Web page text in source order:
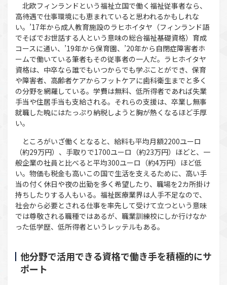
北欧フィンランドという福祉立国で働く福祉従事者なら、
高待遇で仕事環境にも恵まれていると思われるかもしれな
い。’17年から成人教育施設のラヒホイタヤ（フィンランド語
でそばでお世話する人という意味の総合福祉基礎資格）育成
コースに通い、’19年から保育園、’20年から自閉症障害者ホ
ームで働いている筆者もその従事者の一人だ。ラヒホイタヤ
資格は、中卒なら誰でもいつからでも学ぶことができ、保育
や障害者、高齢者ケアからフットケアに歯科衛生までと多く
の分野を網羅している。学費は無料、低所得者であれば失業
手当や住居手当も支給される。それらの支援は、卒業し無事
就職した暁にはたっぷり納税しようと胸が熱くなるほど手厚
い。
ところがいざ働くとなると、給料も平均月額2200ユーロ
（約29万円）、手取りで1700ユーロ（約23万円）ほどと、一
般企業の社員と比べると平均300ユーロ（約4万円）ほど低
い。物価も税金も高いこの国で生活を支えるために、高い手
当の付く休日や夜の出勤を多く希望したり、職場を2カ所掛け
持ちしたりする人もいる。福祉医療業界は人手不足なので、
社会から必要とされる仕事を率先して受けて立つという意味
では尊敬される職種ではあるが、職業訓練校にしか行けなか
った低学歴、低所得者というレッテルもある。
他分野で活用できる資格で働き手を積極的にサ
ポート